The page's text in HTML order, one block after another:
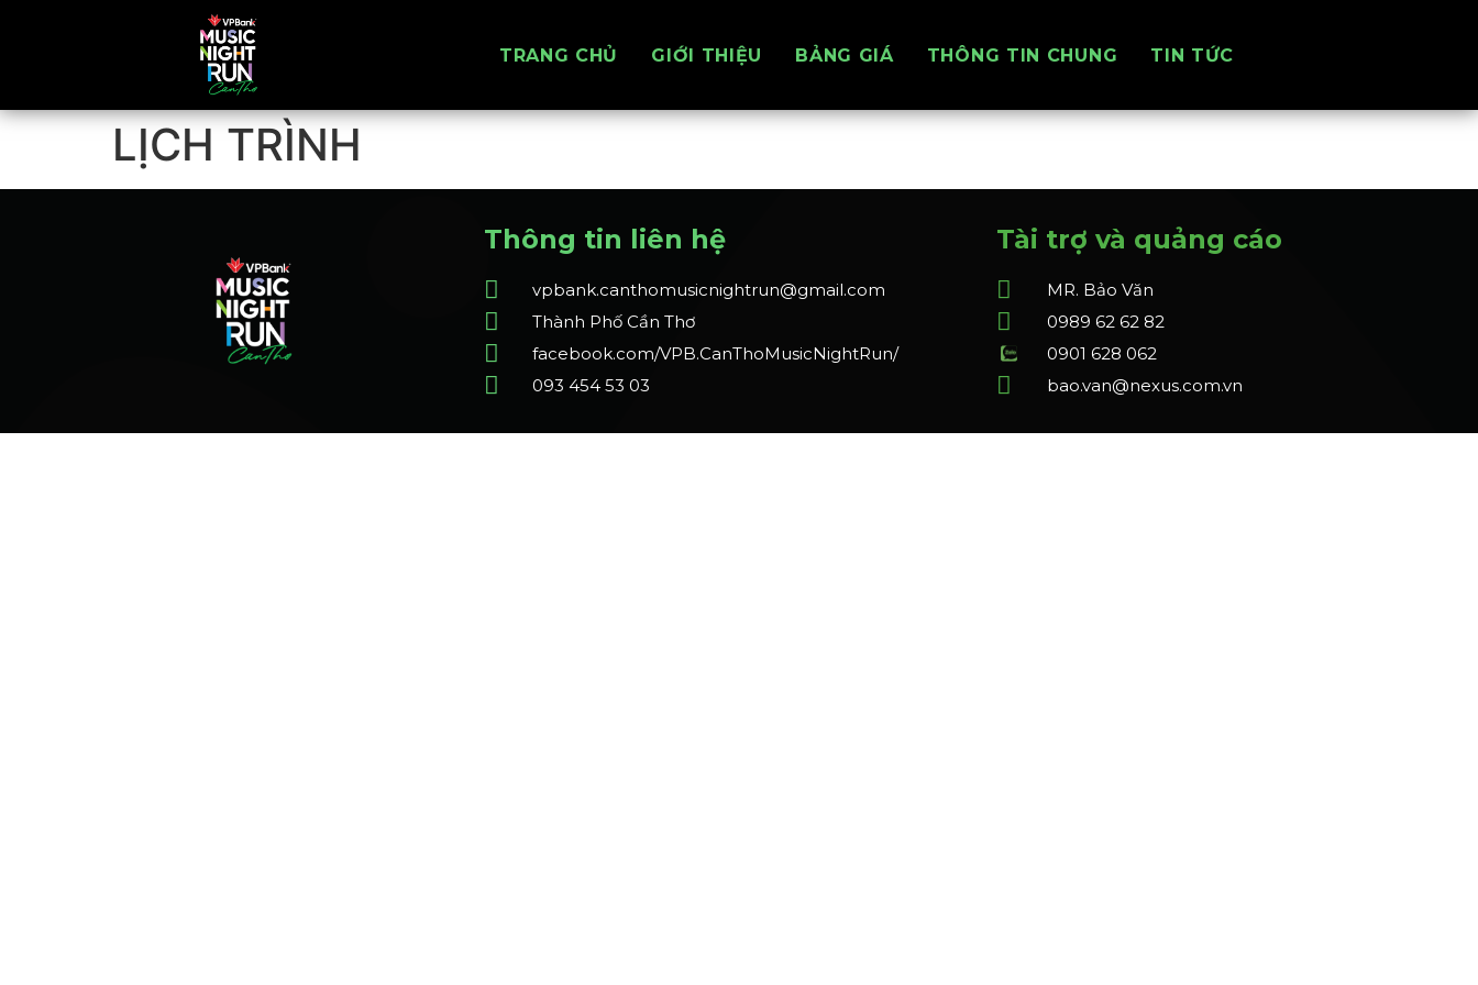
TRANG CHỦ GIỚI THIỆU BẢNG GIÁ THÔNG TIN CHUNG TIN TỨC
LỊCH TRÌNH
Thông tin liên hệ
vpbank.canthomusicnightrun@gmail.com
Thành Phố Cần Thơ
facebook.com/VPB.CanThoMusicNightRun/
093 454 53 03
Tài trợ và quảng cáo
MR. Bảo Văn
0989 62 62 82
0901 628 062
bao.van@nexus.com.vn